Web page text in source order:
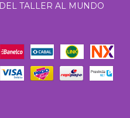
DEL TALLER AL MUNDO